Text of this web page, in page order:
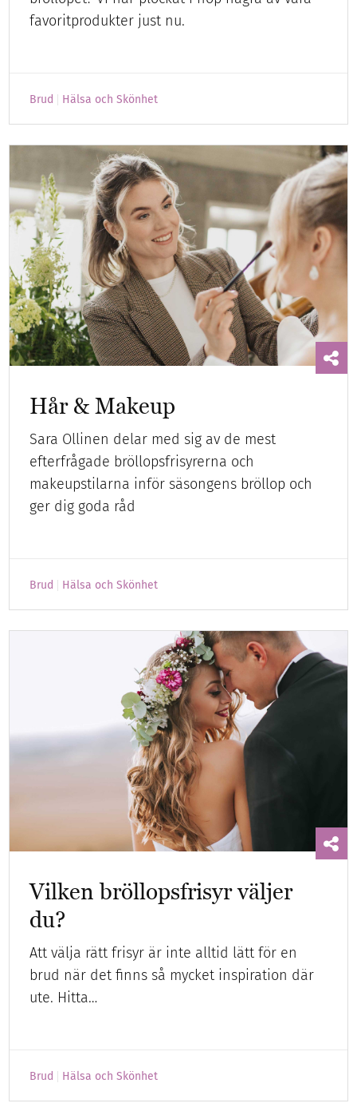
favoritprodukter just nu.
Brud Hälsa och Skönhet
Hår & Makeup
Sara Ollinen delar med sig av de mest
efterfrågade bröllopsfrisyrerna och
makeupstilarna inför säsongens bröllop och
ger dig goda råd
Brud Hälsa och Skönhet
Vilken bröllopsfrisyr väljer
du?
Att välja rätt frisyr är inte alltid lätt för en
brud när det finns så mycket inspiration där
ute. Hitta…
Brud Hälsa och Skönhet